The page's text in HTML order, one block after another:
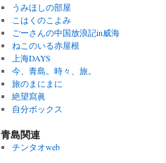
うみほしの部屋
こはくのこよみ
ごーさんの中国放浪記in威海
ねこのいる赤屋根
上海DAYS
今、青島。時々、旅。
旅のまにまに
絶望寫眞
自分ボックス
青島関連
チンタオweb